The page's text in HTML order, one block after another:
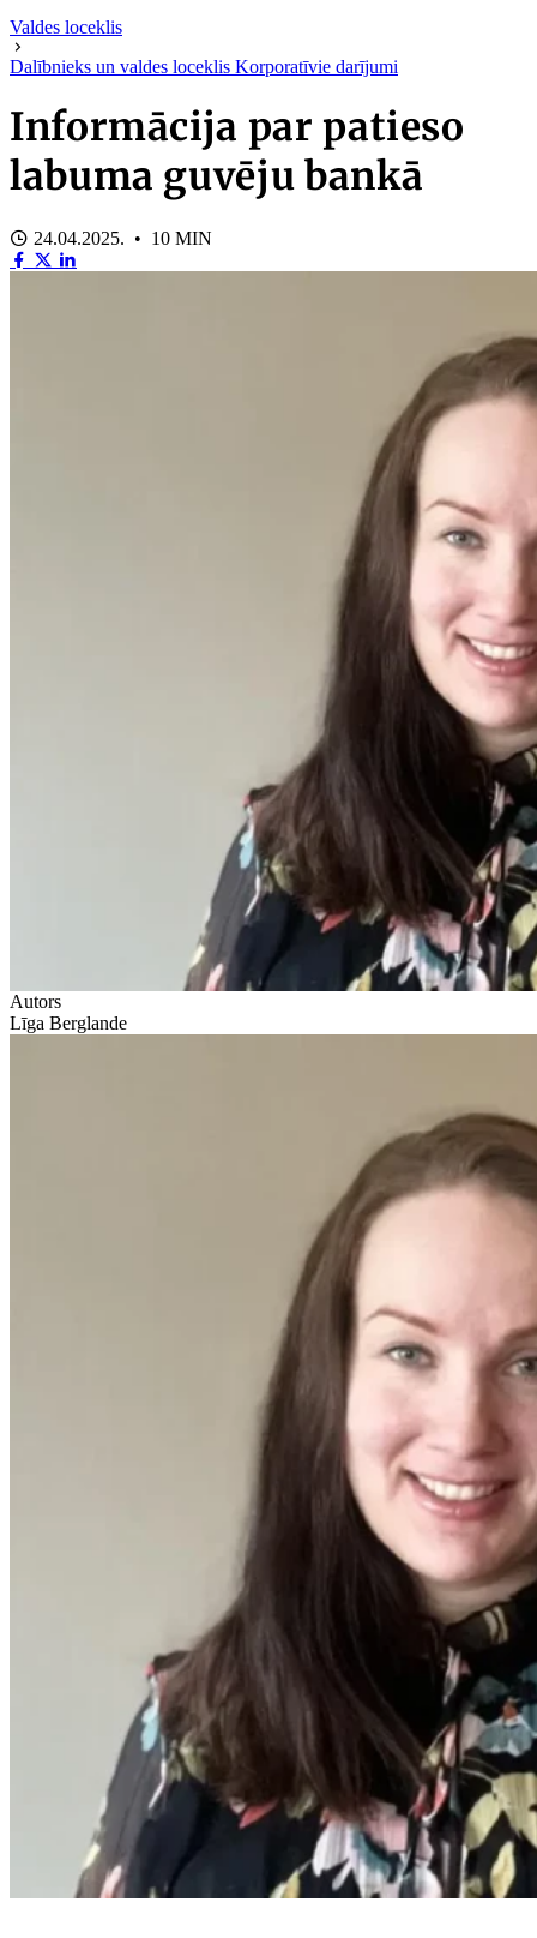
Valdes loceklis
Dalībnieks un valdes loceklis Korporatīvie darījumi
Informācija par patieso
labuma guvēju bankā
24.04.2025. • 10 MIN
Autors
Līga Berglande